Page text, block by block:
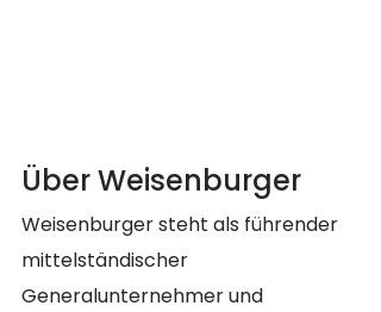
Über Weisenburger
Weisenburger steht als führender
mittelständischer
Generalunternehmer und